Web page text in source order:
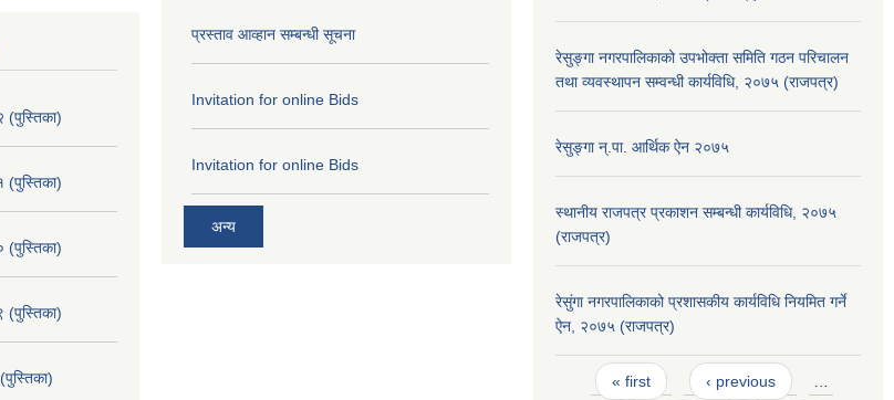
(पुस्तिका)
(पुस्तिका)
(पुस्तिका)
(पुस्तिका)
प्रस्ताव आव्हान सम्बन्धी सूचना
Invitation for online Bids
Invitation for online Bids
अन्य
रेसुङ्गा नगरपालिकाको उपभोक्ता समिति गठन परिचालन
तथा व्यवस्थापन सम्वन्धी कार्यविधि, २०७५ (राजपत्र)
रेसुङ्गा न्.पा. आर्थिक ऐन २०७५
स्थानीय राजपत्र प्रकाशन सम्बन्धी कार्यविधि, २०७५
(राजपत्र)
रेसुंगा नगरपालिकाको प्रशासकीय कार्यविधि नियमित गर्ने
ऐन, २०७५ (राजपत्र)
Pages
« first ‹ previous